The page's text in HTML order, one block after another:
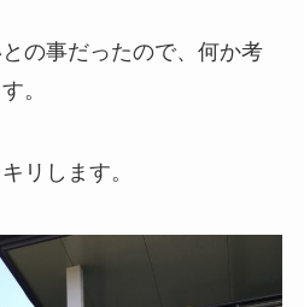
の事だったので、何か考
。
リします。